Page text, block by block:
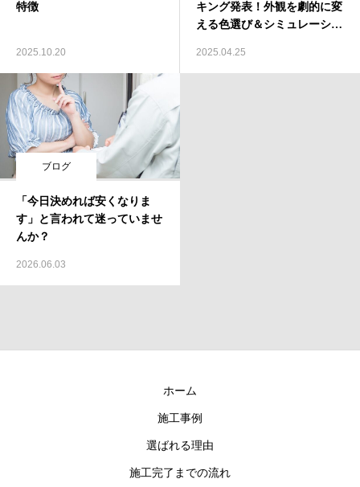
特徴
2025.10.20
キング発表！外観を劇的に変
える色選び＆シミュレーショ
2025.04.25
ブログ
「今日決めれば安くなりま
す」と言われて迷っていませ
んか？
2026.06.03
ホーム
施工事例
選ばれる理由
施工完了までの流れ